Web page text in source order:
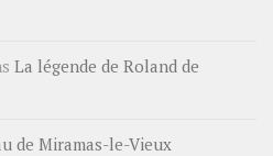
La légende de Roland de
de Miramas-le-Vieux